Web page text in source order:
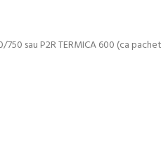
sau P2R TERMICA 600 (ca